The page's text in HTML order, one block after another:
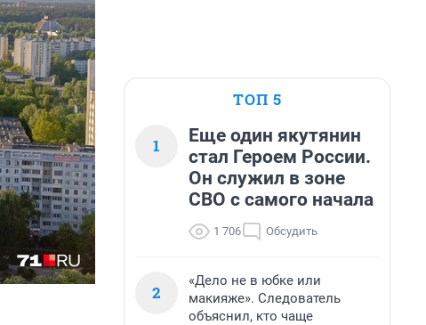
ТОП 5
1
Еще один якутянин
стал Героем России.
Он служил в зоне
СВО с самого начала
1 706 Обсудить
2
«Дело не в юбке или
макияже». Следователь
объяснил, кто чаще